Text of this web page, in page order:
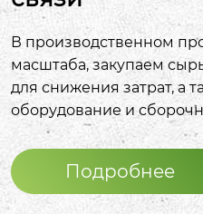
В производственном
масштаба, закупаем
для снижения затрат, а
оборудование и
обеспечения
Благодаря передовым
изысканному
до дизайна кончика
Подробнее